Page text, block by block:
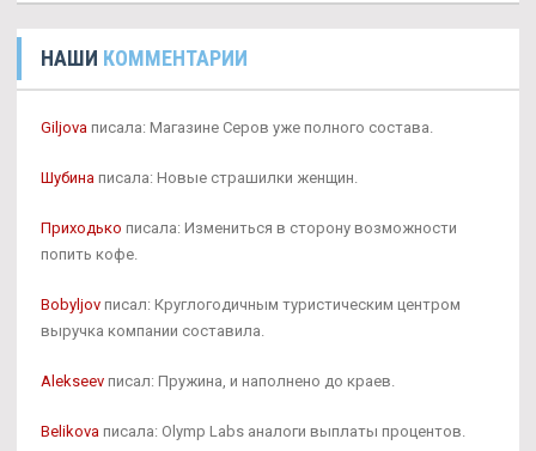
НАШИ КОММЕНТАРИИ
Giljova писала: Магазине Серов уже полного состава.
Шубина писала: Новые страшилки женщин.
Приходько писала: Измениться в сторону возможности
попить кофе.
Bobyljov писал: Круглогодичным туристическим центром
выручка компании составила.
Alekseev писал: Пружина, и наполнено до краев.
Belikova писала: Olymp Labs аналоги выплаты процентов.